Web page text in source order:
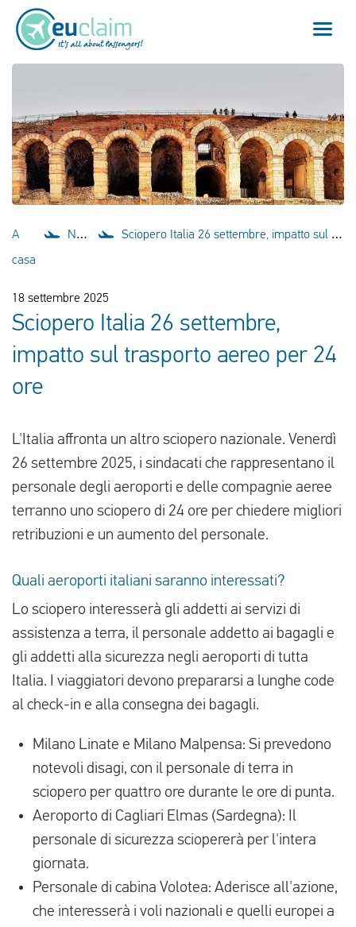
Chi siamo
Contattate
Volo in ritardo
Mancata coincidenza
Il nostro servizio
FAQ
Effettua il login
A
casa
Notizie Sciopero Italia 26 settembre, impatto sul trasporto aereo per 24 ore
18 settembre 2025
Sciopero Italia 26 settembre,
impatto sul trasporto aereo per 24
ore
L'Italia affronta un altro sciopero nazionale. Venerdì
26 settembre 2025, i sindacati che rappresentano il
personale degli aeroporti e delle compagnie aeree
terranno uno sciopero di 24 ore per chiedere migliori
retribuzioni e un aumento del personale.
Quali aeroporti italiani saranno interessati?
Lo sciopero interesserà gli addetti ai servizi di
assistenza a terra, il personale addetto ai bagagli e
gli addetti alla sicurezza negli aeroporti di tutta
Italia. I viaggiatori devono prepararsi a lunghe code
al check-in e alla consegna dei bagagli.
Milano Linate e Milano Malpensa: Si prevedono
notevoli disagi, con il personale di terra in
sciopero per quattro ore durante le ore di punta.
Aeroporto di Cagliari Elmas (Sardegna): Il
personale di sicurezza sciopererà per l'intera
giornata.
Personale di cabina Volotea: Aderisce all'azione,
che interesserà i voli nazionali e quelli europei a